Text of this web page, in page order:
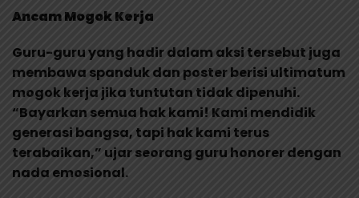
Ancam Mogok Kerja
Guru-guru yang hadir dalam aksi tersebut juga
membawa spanduk dan poster berisi ultimatum
mogok kerja jika tuntutan tidak dipenuhi.
“Bayarkan semua hak kami! Kami mendidik
generasi bangsa, tapi hak kami terus
terabaikan,” ujar seorang guru honorer dengan
nada emosional.